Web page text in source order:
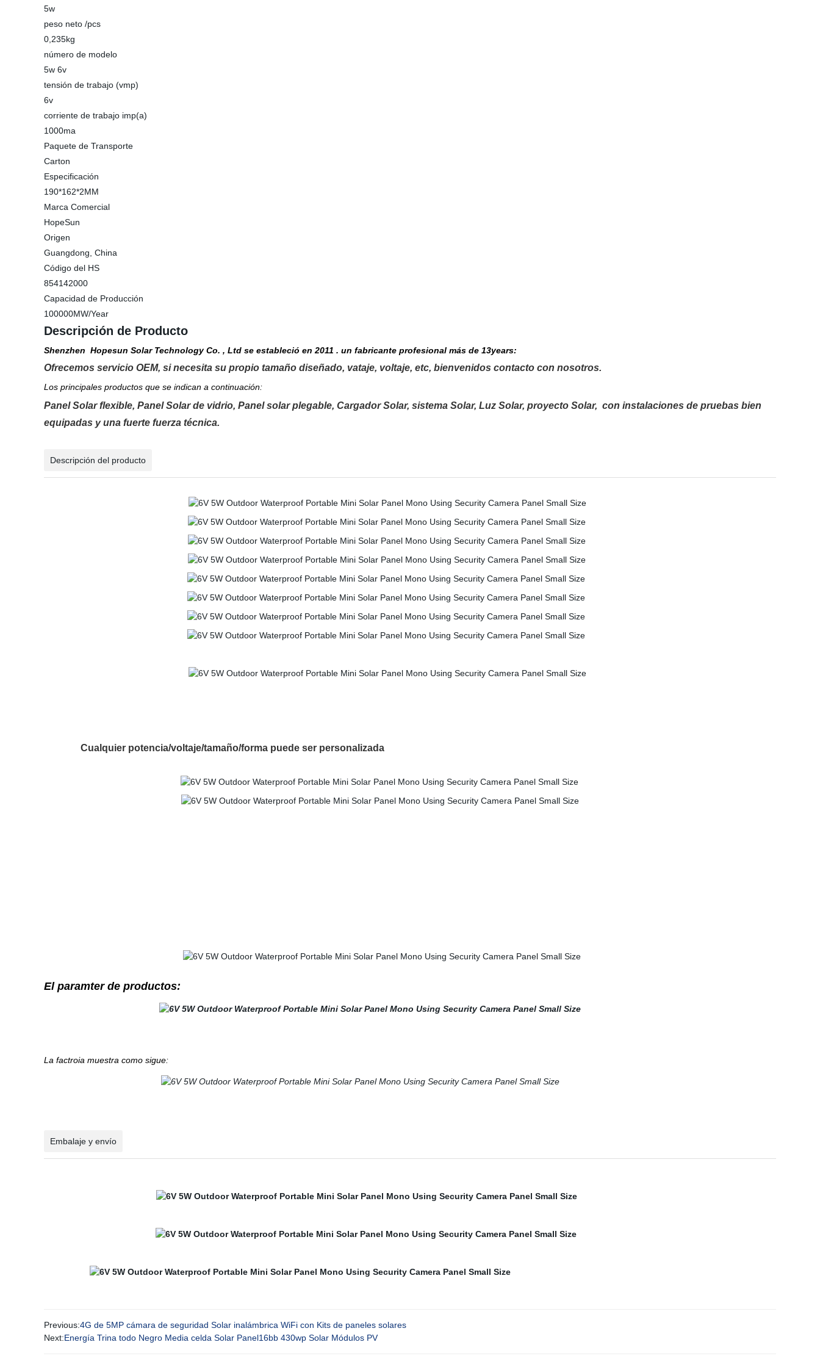
5w
peso neto /pcs
0,235kg
número de modelo
5w 6v
tensión de trabajo (vmp)
6v
corriente de trabajo imp(a)
1000ma
Paquete de Transporte
Carton
Especificación
190*162*2MM
Marca Comercial
HopeSun
Origen
Guangdong, China
Código del HS
854142000
Capacidad de Producción
100000MW/Year
Descripción de Producto
Shenzhen Hopesun Solar Technology Co. , Ltd se estableció en 2011 . un fabricante profesional más de 13years:
Ofrecemos servicio OEM, si necesita su propio tamaño diseñado, vataje, voltaje, etc, bienvenidos contacto con nosotros.
Los principales productos que se indican a continuación:
Panel Solar flexible, Panel Solar de vidrio, Panel solar plegable, Cargador Solar, sistema Solar, Luz Solar, proyecto Solar, con instalaciones de pruebas bien
equipadas y una fuerte fuerza técnica.
Descripción del producto
Cualquier potencia/voltaje/tamaño/forma puede ser personalizada
El paramter de productos:
La factroia muestra como sigue:
Embalaje y envío
Previous:4G de 5MP cámara de seguridad Solar inalámbrica WiFi con Kits de paneles solares
Next:Energía Trina todo Negro Media celda Solar Panel16bb 430wp Solar Módulos PV